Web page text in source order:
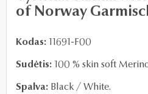
of Norway
Kodas: 11691-F00
Sudėtis: 100 % skin soft
Spalva: Black / White.